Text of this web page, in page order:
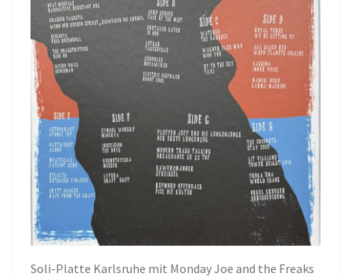
Soli-Platte Karlsruhe mit Monday Joe and the Freaks